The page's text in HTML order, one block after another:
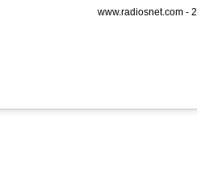
www.radiosnet.com -